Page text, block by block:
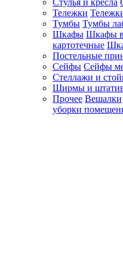
Стулья и кресла
Тележки
Тумбы Тумбы
Шкафы Шкафы
картотечные
Постельные
Сейфы Сейфы
Стеллажи и
Ширмы и
Прочее Вешалки
уборки